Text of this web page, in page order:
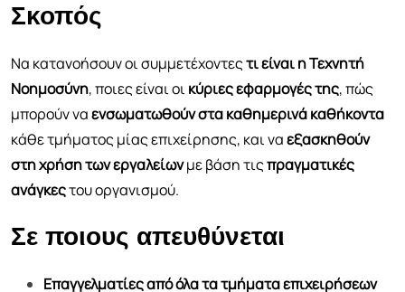
Σκοπός
Να κατανοήσουν οι συμμετέχοντεςτι είναι η Τεχνητή
Νοημοσύνη, ποιες είναι οικύριες εφαρμογές της, πώς
μπορούν ναενσωματωθούν στα καθημερινά καθήκοντα
κάθε τμήματος μίας επιχείρησης, και ναεξασκηθούν
στη χρήση των εργαλείωνμε βάση τιςπραγματικές
ανάγκεςτου οργανισμού.
Σε ποιους απευθύνεται
Επαγγελματίες από όλα τα τμήματα επιχειρήσεων